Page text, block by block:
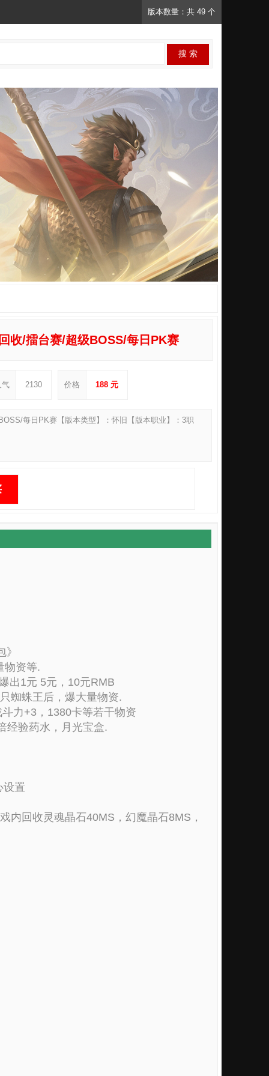
版本数量：共 49 个
搜 索
收/擂台赛/超级BOSS/每日PK赛
气 2130 价格 188 元
每日PK赛【版本类型】：怀旧【版本职业】：3职
物资等.
出1元 5元，10元RMB
蜘蛛王后，爆大量物资.
力+3，1380卡等若干物资
经验药水，月光宝盒.
设置
内回收灵魂晶石40MS，幻魔晶石8MS，